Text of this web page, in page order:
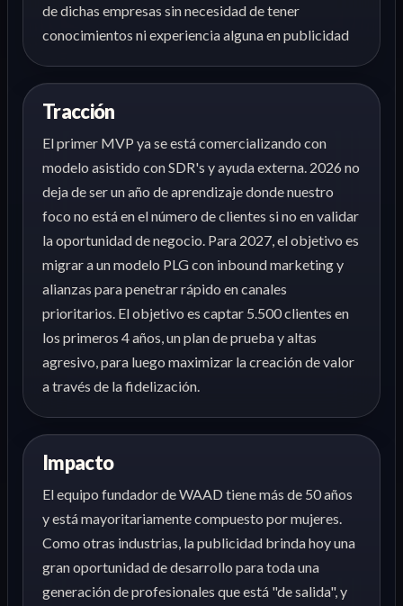
de dichas empresas sin necesidad de tener
conocimientos ni experiencia alguna en publicidad
Tracción
El primer MVP ya se está comercializando con
modelo asistido con SDR's y ayuda externa. 2026 no
deja de ser un año de aprendizaje donde nuestro
foco no está en el número de clientes si no en validar
la oportunidad de negocio. Para 2027, el objetivo es
migrar a un modelo PLG con inbound marketing y
alianzas para penetrar rápido en canales
prioritarios. El objetivo es captar 5.500 clientes en
los primeros 4 años, un plan de prueba y altas
agresivo, para luego maximizar la creación de valor
a través de la fidelización.
Impacto
El equipo fundador de WAAD tiene más de 50 años
y está mayoritariamente compuesto por mujeres.
Como otras industrias, la publicidad brinda hoy una
gran oportunidad de desarrollo para toda una
generación de profesionales que está "de salida", y